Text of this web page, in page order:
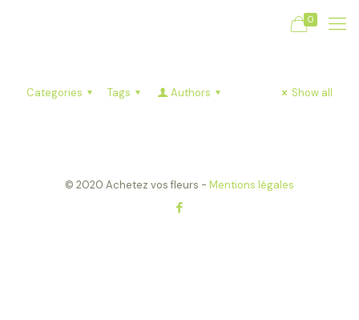
0
Categories Tags Authors Show all
© 2020 Achetez vos fleurs - Mentions légales